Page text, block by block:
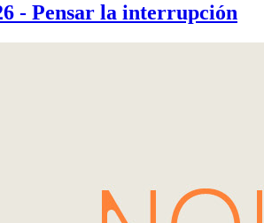
- Pensar la interrupción